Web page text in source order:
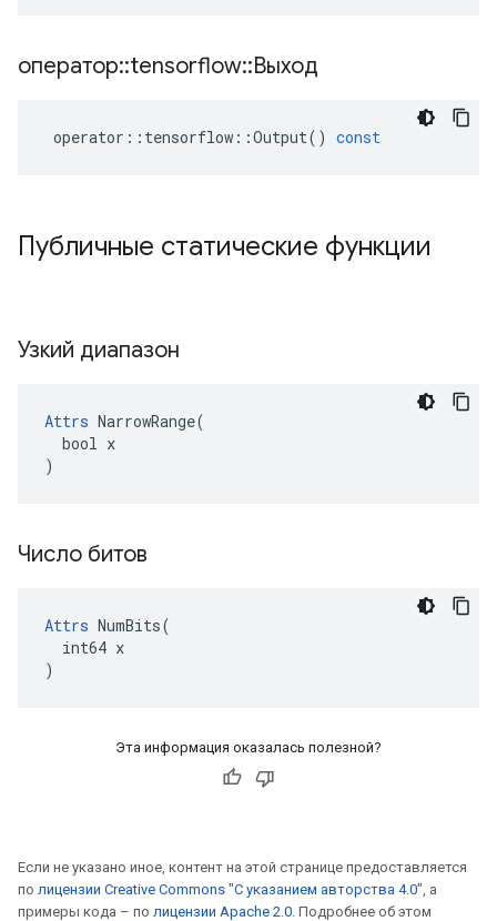
оператор::tensorflow::Выход
operator :: tensorflow ::Output() const
Публичные статические функции
Узкий диапазон
Attrs NarrowRange(
  bool x
)
Число битов
Attrs NumBits(
  int64 x
)
Эта информация оказалась полезной?
Если не указано иное, контент на этой странице предоставляется
по лицензии Creative Commons "С указанием авторства 4.0", а
примеры кода – по лицензии Apache 2.0. Подробнее об этом